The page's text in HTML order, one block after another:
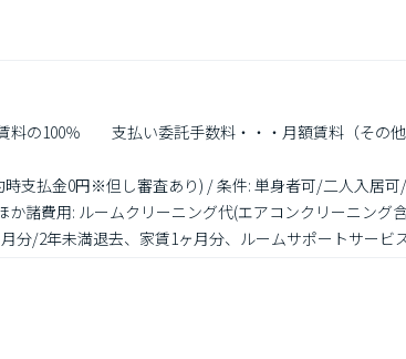
料の100％　　支払い委託手数料・・・月額賃料（その
支払金0円※但し審査あり) / 条件: 単身者可/二人入居
か諸費用: ルームクリーニング代(エアコンクリーニン
分/2年未満退去、家賃1ヶ月分、ルームサポートサービ